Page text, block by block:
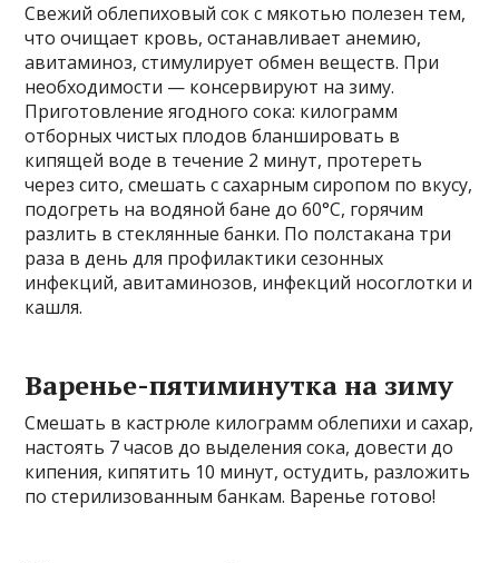
Свежий облепиховый сок с мякотью полезен тем,
что очищает кровь, останавливает анемию,
авитаминоз, стимулирует обмен веществ. При
необходимости — консервируют на зиму.
Приготовление ягодного сока: килограмм
отборных чистых плодов бланшировать в
кипящей воде в течение 2 минут, протереть
через сито, смешать с сахарным сиропом по вкусу,
подогреть на водяной бане до 60°С, горячим
разлить в стеклянные банки. По полстакана три
раза в день для профилактики сезонных
инфекций, авитаминозов, инфекций носоглотки и
кашля.
Варенье-пятиминутка на зиму
Смешать в кастрюле килограмм облепихи и сахар,
настоять 7 часов до выделения сока, довести до
кипения, кипятить 10 минут, остудить, разложить
по стерилизованным банкам. Варенье готово!